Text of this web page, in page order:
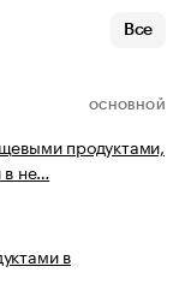
Все
ОСНОВНОЙ
продуктами,
в не…
в